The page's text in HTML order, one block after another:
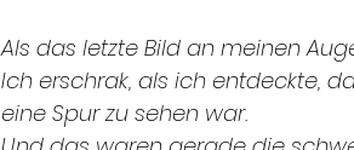
Als das letzte Bild an meinen
Ich erschrak, als ich entdeckte,
eine Spur zu sehen war.